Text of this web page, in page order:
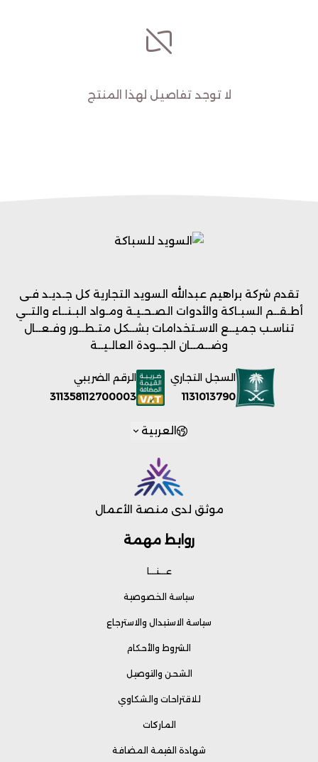
لا توجد تفاصيل لهذا المنتج
روابط مهمة
عـــنـــا
سياسة الخصوصية
سياسة الاستبدال والاسترجاع
الشروط والأحكام
الشحن والتوصيل
للاقتراحات والشكاوي
الماركات
شهادة القيمة المضافة
تقدم شركة براهيم عبدالله السويد التجارية كل جـديـد فـى
أطـقــم السبـاكة والأدوات الصـحـيـة ومـواد البـنــاء والتــي
تناسـب جميــع الاسـتخدامات بشــكل متـطــور وفـعــال
وضــمــان الجــودة العالـيــة
السجل التجاري
1131013790
الرقم الضريبي
311358112700003
العربية
موثق لدى منصة الأعمال